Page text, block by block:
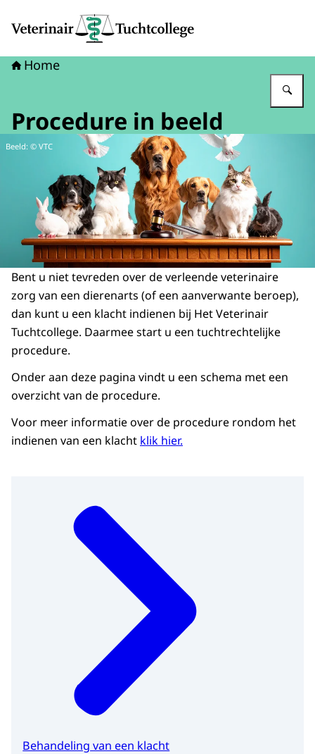
Home
Procedure in beeld
Beeld: © VTC
Bent u niet tevreden over de verleende veterinaire
zorg van een dierenarts (of een aanverwante beroep),
dan kunt u een klacht indienen bij Het Veterinair
Tuchtcollege. Daarmee start u een tuchtrechtelijke
procedure.
Onder aan deze pagina vindt u een schema met een
overzicht van de procedure.
Voor meer informatie over de procedure rondom het
indienen van een klacht klik hier.
Behandeling van een klacht